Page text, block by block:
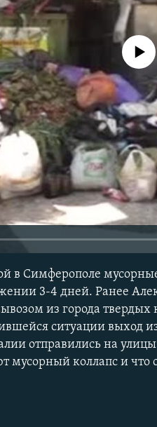
No media source
в Симферополе
3-4 дней. Ранее
из города
ситуации выход из
отправились на
коллапс и что